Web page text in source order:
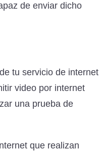
de enviar dicho
tu servicio de internet
video por internet
una prueba de
que realizan